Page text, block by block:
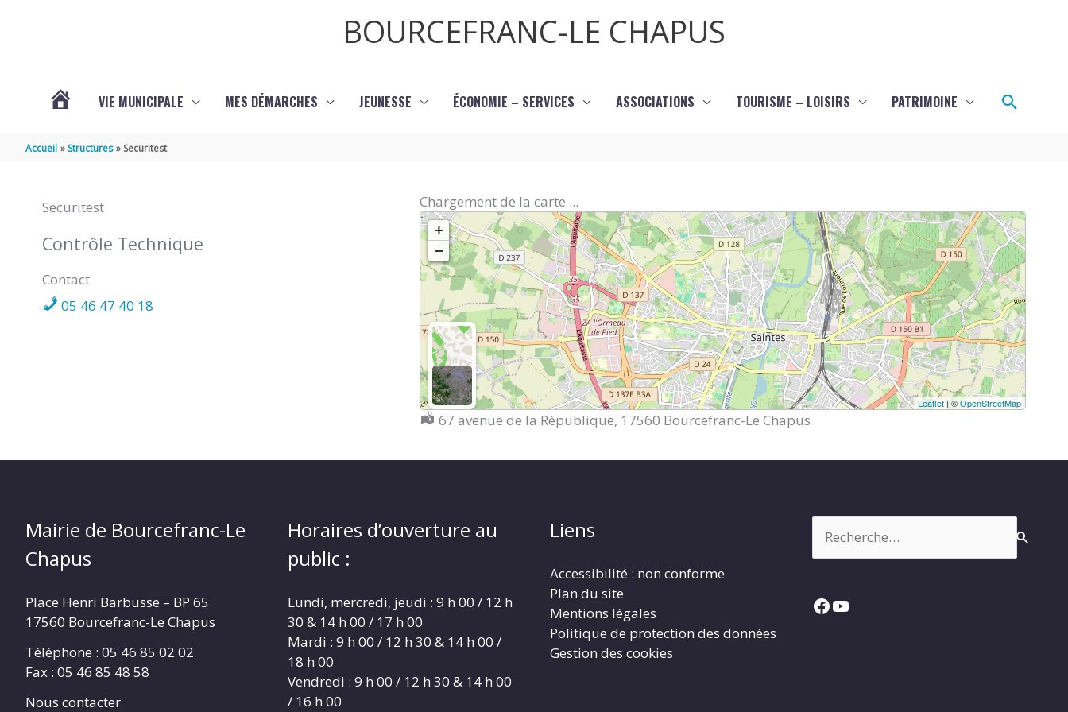
BOURCEFRANC-LE CHAPUS
VIE MUNICIPALE MES DÉMARCHES JEUNESSE ÉCONOMIE – SERVICES ASSOCIATIONS TOURISME – LOISIRS PATRIMOINE
Accueil Structures Securitest
Securitest
Contrôle Technique
Contact
05 46 47 40 18
Chargement de la carte ...
+
−
Leaflet| ©OpenStreetMap
Localisation :
67 avenue de la République, 17560 Bourcefranc-Le Chapus
Mairie de Bourcefranc-Le
Chapus
Place Henri Barbusse – BP 65
17560 Bourcefranc-Le Chapus
Téléphone : 05 46 85 02 02
Fax : 05 46 85 48 58
Nous contacter
Horaires d’ouverture au
public :
Lundi, mercredi, jeudi : 9 h 00 / 12 h
30 & 14 h 00 / 17 h 00
Mardi : 9 h 00 / 12 h 30 & 14 h 00 /
18 h 00
Vendredi : 9 h 00 / 12 h 30 & 14 h 00
/ 16 h 00
Liens
Accessibilité : non conforme
Plan du site
Mentions légales
Politique de protection des données
Gestion des cookies
Facebook
YouTube